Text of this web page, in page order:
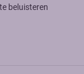
beluisteren